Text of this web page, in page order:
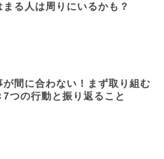
まる人は周りにいるかも？
が間に合わない！まず取り組む
7つの行動と振り返ること